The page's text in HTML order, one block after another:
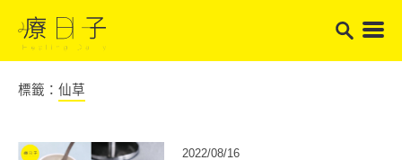
標籤： 仙草
2022/08/16